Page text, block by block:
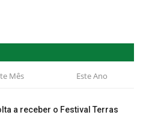
Mês Este Ano
a receber o Festival Terras